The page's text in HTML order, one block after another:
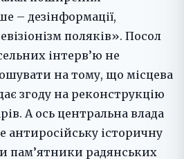
– дезінформації,
поляків». Посол
інтерв’ю не
на тому, що місцева
згоду на реконструкцію
А ось центральна влада
антиросійську історичну
пам’ятники радянських